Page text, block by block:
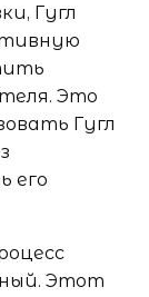
Гугл
Это
Гугл
его
Этот